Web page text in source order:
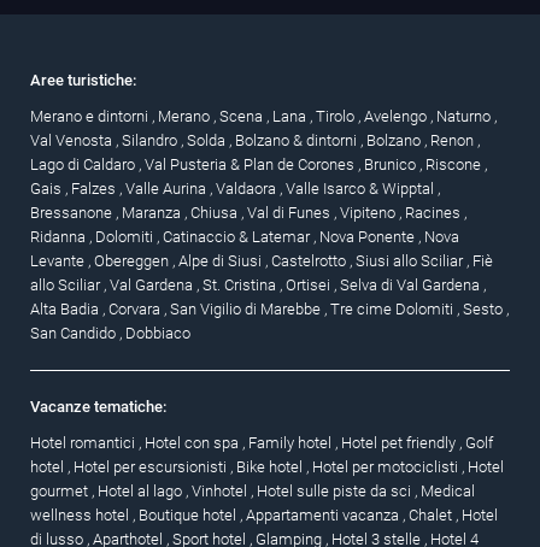
Aree turistiche:
Merano e dintorni , Merano , Scena , Lana , Tirolo , Avelengo , Naturno ,
Val Venosta , Silandro , Solda , Bolzano & dintorni , Bolzano , Renon ,
Lago di Caldaro , Val Pusteria & Plan de Corones , Brunico , Riscone ,
Gais , Falzes , Valle Aurina , Valdaora , Valle Isarco & Wipptal ,
Bressanone , Maranza , Chiusa , Val di Funes , Vipiteno , Racines ,
Ridanna , Dolomiti , Catinaccio & Latemar , Nova Ponente , Nova
Levante , Obereggen , Alpe di Siusi , Castelrotto , Siusi allo Sciliar , Fiè
allo Sciliar , Val Gardena , St. Cristina , Ortisei , Selva di Val Gardena ,
Alta Badia , Corvara , San Vigilio di Marebbe , Tre cime Dolomiti , Sesto ,
San Candido , Dobbiaco
Vacanze tematiche:
Hotel romantici , Hotel con spa , Family hotel , Hotel pet friendly , Golf
hotel , Hotel per escursionisti , Bike hotel , Hotel per motociclisti , Hotel
gourmet , Hotel al lago , Vinhotel , Hotel sulle piste da sci , Medical
wellness hotel , Boutique hotel , Appartamenti vacanza , Chalet , Hotel
di lusso , Aparthotel , Sport hotel , Glamping , Hotel 3 stelle , Hotel 4